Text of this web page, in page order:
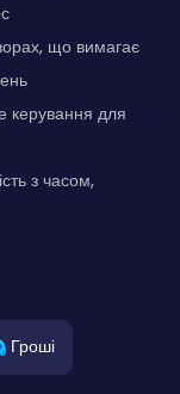
що вимагає
керування для
з часом,
Гроші